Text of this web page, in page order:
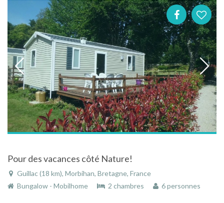
Pour des vacances côté Nature!
Guillac (18 km), Morbihan, Bretagne, France
Bungalow - Mobilhome
2 chambres 6 personnes